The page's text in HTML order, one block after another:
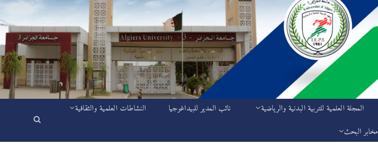
المجلة العلمية للتربية البدنية والرياضية نائب المدير للبيداغوجيا
النشاطات العلمية والثقافية
مخابر البحث